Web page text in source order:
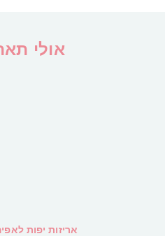
אולי
אריזות יפות